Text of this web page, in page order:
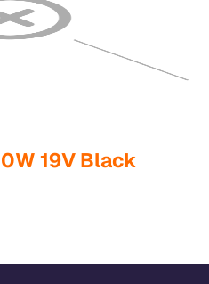
19V Black